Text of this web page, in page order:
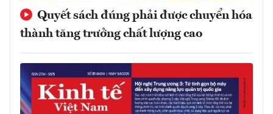
Quyết sách đúng phải được chuyển hóa
thành tăng trưởng chất lượng cao